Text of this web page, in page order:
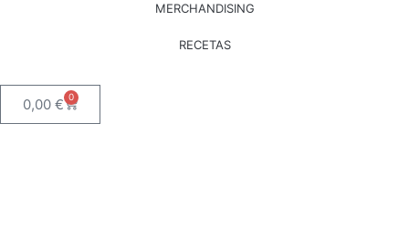
MERCHANDISING
RECETAS
0,00 € 0